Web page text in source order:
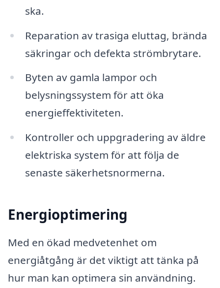
ska.
Reparation av trasiga eluttag, brända
säkringar och defekta strömbrytare.
Byten av gamla lampor och
belysningssystem för att öka
energieffektiviteten.
Kontroller och uppgradering av äldre
elektriska system för att följa de
senaste säkerhetsnormerna.
Energioptimering
Med en ökad medvetenhet om
energiåtgång är det viktigt att tänka på
hur man kan optimera sin användning.